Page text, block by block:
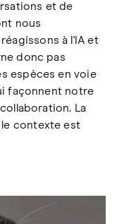
et de
nous
à l'IA et
donc pas
espèces en voie
façonnent notre
La
contexte est